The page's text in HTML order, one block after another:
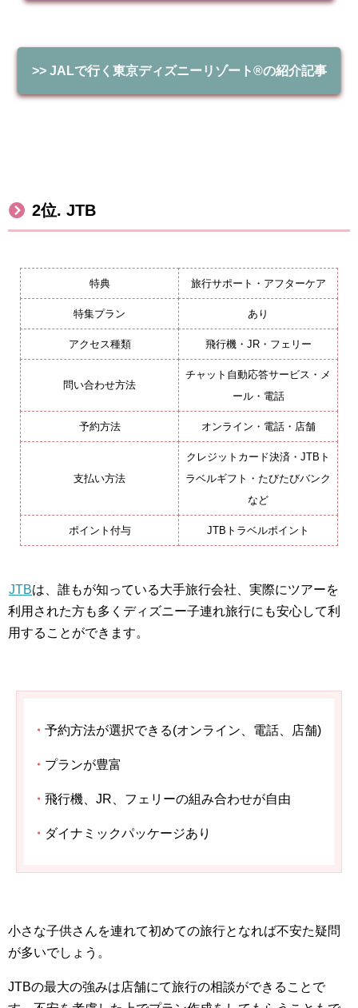
>> JALで行く東京ディズニーリゾート®の紹介記事
2位. JTB
特典 旅行サポート・アフターケア
特集プラン あり
アクセス種類 飛行機・JR・フェリー
問い合わせ方法
チャット自動応答サービス・メ
ール・電話
予約方法 オンライン・電話・店舗
支払い方法
クレジットカード決済・JTBト
ラベルギフト・たびたびバンク
など
ポイント付与 JTBトラベルポイント
JTBは、誰もが知っている大手旅行会社、実際にツアーを
利用された方も多くディズニー子連れ旅行にも安心して利
用することができます。
・ 予約方法が選択できる(オンライン、電話、店舗)
・ プランが豊富
・ 飛行機、JR、フェリーの組み合わせが自由
・ ダイナミックパッケージあり
小さな子供さんを連れて初めての旅行となれば不安た疑問
が多いでしょう。
JTBの最大の強みは店舗にて旅行の相談ができることで